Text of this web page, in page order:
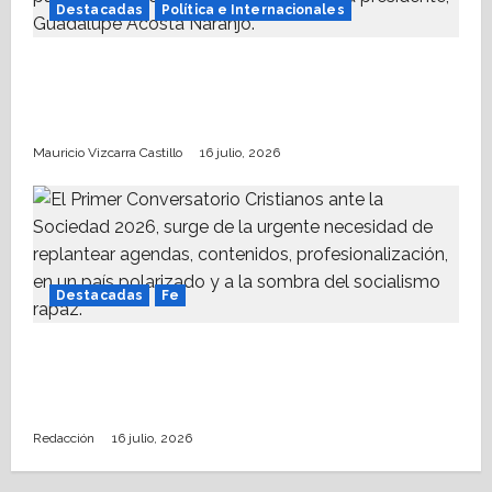
Destacadas Política e Internacionales
Mauricio Vizcarra Castillo 16 julio, 2026
Destacadas Fe
Redacción 16 julio, 2026